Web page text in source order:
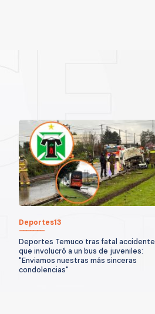
Deportes13
Deportes Temuco tras fatal accidente
que involucró a un bus de juveniles:
"Enviamos nuestras más sinceras
condolencias"